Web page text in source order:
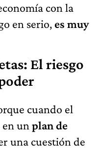
con la
en serio, es muy
El riesgo
cuando el
un plan de
una cuestión de